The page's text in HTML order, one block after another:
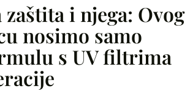
zaštita i njega: Ovog
nosimo samo
s UV filtrima